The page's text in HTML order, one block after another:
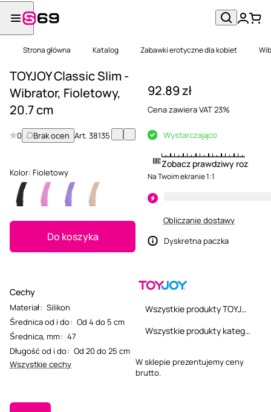
Strona główna Katalog Zabawki erotyczne dla kobiet
TOYJOY Classic Slim -
Wibrator, Fioletowy,
20.7 cm
0 Brak ocen Art.38135
Kolor: Fioletowy
Do koszyka
Cechy
Materiał: Silikon
Średnica od i do: Od 4 do 5 cm
Średnica, mm: 47
Długość od i do: Od 20 do 25 cm
Wszystkie cechy
92.89 zł
Cena zawiera VAT 23%
Wystarczająco
Zobacz prawdziwy rozmiar
Na Twoim ekranie 1:1
Obliczanie dostawy
Dyskretna paczka
Wszystkie produkty TOYJOY
Wszystkie produkty kategorii
W sklepie prezentujemy ceny
brutto.